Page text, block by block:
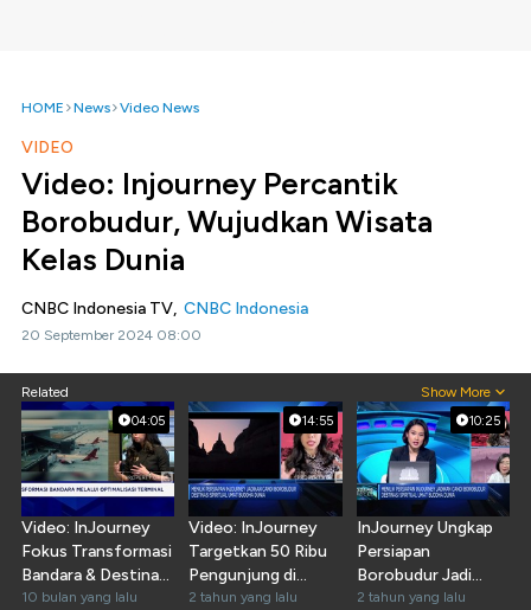
HOME News Video News
VIDEO
Video: Injourney Percantik
Borobudur, Wujudkan Wisata
Kelas Dunia
CNBC Indonesia TV, CNBC Indonesia
20 September 2024 08:00
Related Show More
04:05
Video: InJourney
Fokus Transformasi
Bandara & Destinasi
Prioritas
10 bulan yang lalu
14:55
Video: InJourney
Targetkan 50 Ribu
Pengunjung di
Perayaan Waisak
2 tahun yang lalu
10:25
InJourney Ungkap
Persiapan
Borobudur Jadi
Destinasi Spiritual
2 tahun yang lalu